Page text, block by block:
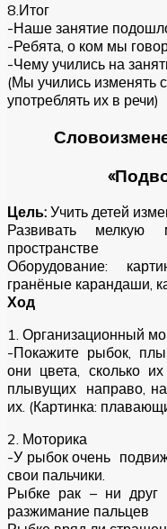
8.Итог
-Наше занятие
-Ребята, о ком мы
-Чему учились на
(Мы учились изменять
употреблять их в речи)
Цель: Учить детей
Развивать мелкую
пространстве
Оборудование:
гранёные карандаши,
Ход
1. Организационный
-Покажите рыбок,
они цвета, сколько
плывущих направо,
их. (Картинка:
2. Моторика
-У рыбок очень
свои пальчики.
Рыбке рак – ни
разжимание пальцев